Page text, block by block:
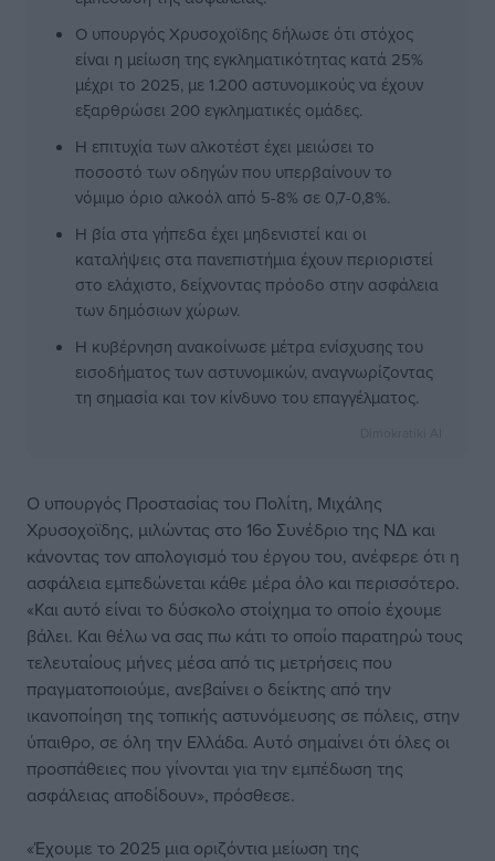
Ο υπουργός Χρυσοχοϊδης δήλωσε ότι στόχος
είναι η μείωση της εγκληματικότητας κατά 25%
μέχρι το 2025, με 1.200 αστυνομικούς να έχουν
εξαρθρώσει 200 εγκληματικές ομάδες.
Η επιτυχία των αλκοτέστ έχει μειώσει το
ποσοστό των οδηγών που υπερβαίνουν το
νόμιμο όριο αλκοόλ από 5-8% σε 0,7-0,8%.
Η βία στα γήπεδα έχει μηδενιστεί και οι
καταλήψεις στα πανεπιστήμια έχουν περιοριστεί
στο ελάχιστο, δείχνοντας πρόοδο στην ασφάλεια
των δημόσιων χώρων.
Η κυβέρνηση ανακοίνωσε μέτρα ενίσχυσης του
εισοδήματος των αστυνομικών, αναγνωρίζοντας
τη σημασία και τον κίνδυνο του επαγγέλματος.
Ο υπουργός Προστασίας του Πολίτη, Μιχάλης
Χρυσοχοϊδης, μιλώντας στο 16ο Συνέδριο της ΝΔ και
κάνοντας τον απολογισμό του έργου του, ανέφερε ότι η
ασφάλεια εμπεδώνεται κάθε μέρα όλο και περισσότερο.
«Και αυτό είναι το δύσκολο στοίχημα το οποίο έχουμε
βάλει. Και θέλω να σας πω κάτι το οποίο παρατηρώ τους
τελευταίους μήνες μέσα από τις μετρήσεις που
πραγματοποιούμε, ανεβαίνει ο δείκτης από την
ικανοποίηση της τοπικής αστυνόμευσης σε πόλεις, στην
ύπαιθρο, σε όλη την Ελλάδα. Αυτό σημαίνει ότι όλες οι
προσπάθειες που γίνονται για την εμπέδωση της
ασφάλειας αποδίδουν», πρόσθεσε.
«Έχουμε το 2025 μια οριζόντια μείωση της